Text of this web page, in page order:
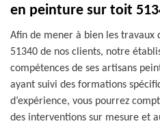
en peinture sur toit
Afin de mener à bien les
51340 de nos clients, notre
compétences de ses artisans
ayant suivi des formations
d’expérience, vous pourrez
des interventions sur mesure et